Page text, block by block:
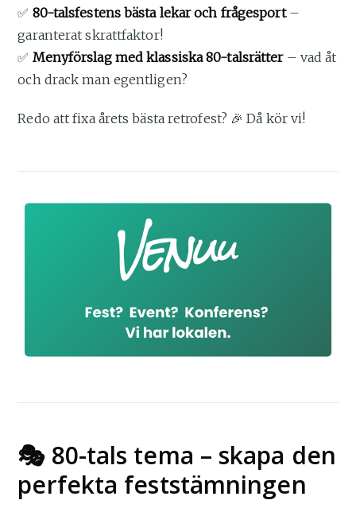
✅ 80-talsfestens bästa lekar och frågesport–
garanterat skrattfaktor!
✅ Menyförslag med klassiska 80-talsrätter– vad åt
och drack man egentligen?
Redo att fixa årets bästa retrofest? 🎉 Då kör vi!
🎭 80-tals tema – skapa den
perfekta feststämningen